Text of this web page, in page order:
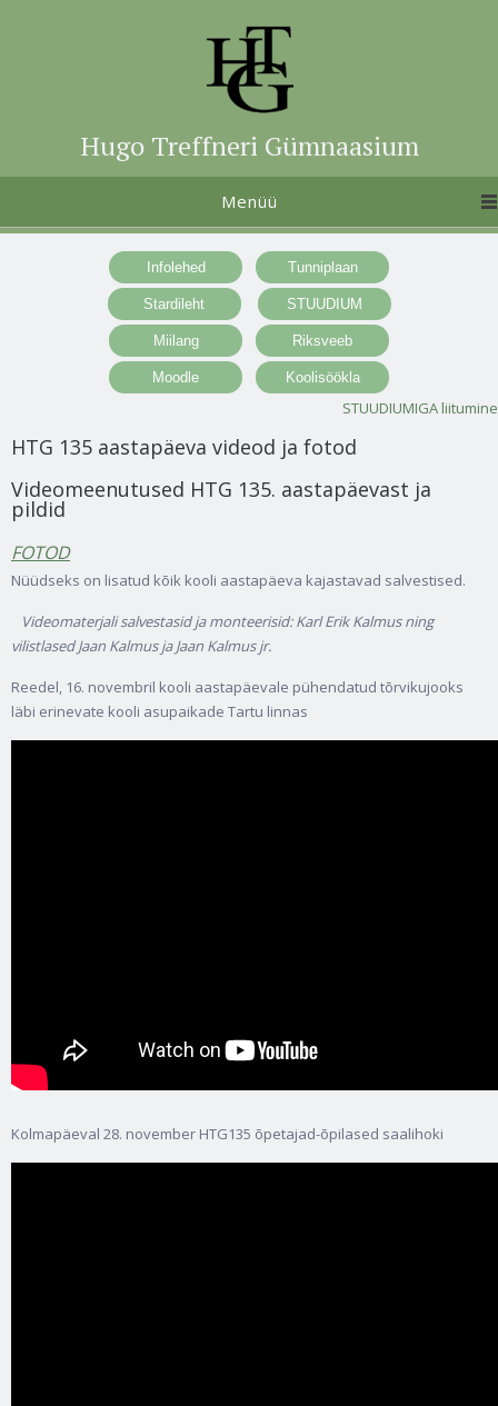
Hugo Treffneri Gümnaasium
Menüü
STUUDIUMIGA liitumine
HTG 135 aastapäeva videod ja fotod
Videomeenutused HTG 135. aastapäevast ja
pildid
FOTOD
Nüüdseks on lisatud kõik kooli aastapäeva kajastavad salvestised.
Videomaterjali salvestasid ja monteerisid: Karl Erik Kalmus ning
vilistlased Jaan Kalmus ja Jaan Kalmus jr.
Reedel, 16. novembril kooli aastapäevale pühendatud tõrvikujooks
läbi erinevate kooli asupaikade Tartu linnas
Kolmapäeval 28. november HTG135 õpetajad-õpilased saalihoki